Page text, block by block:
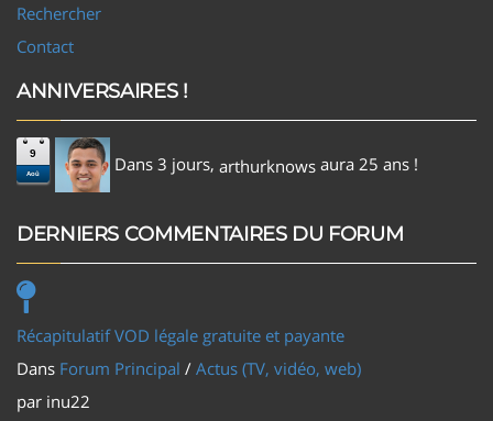
Rechercher
Contact
ANNIVERSAIRES !
9
Aoû Dans 3 jours, arthurknows aura 25 ans !
DERNIERS COMMENTAIRES DU FORUM
Récapitulatif VOD légale gratuite et payante
Dans Forum Principal / Actus (TV, vidéo, web)
par inu22